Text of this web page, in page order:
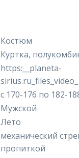
Костюм
Куртка,
https:__planeta-
с 170-176 по 182-
Мужской
Лето
механический
пропиткой